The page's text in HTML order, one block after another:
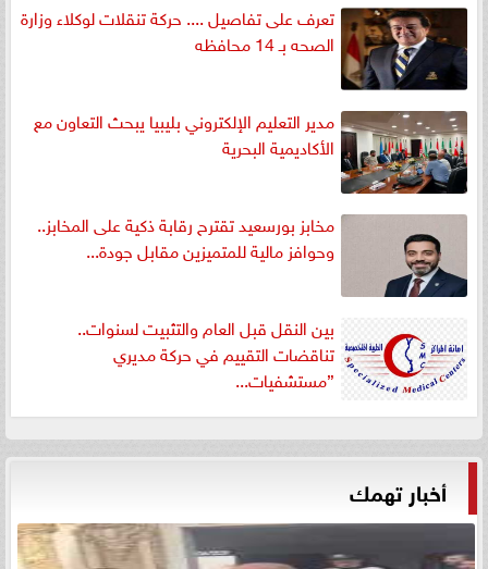
تعرف على تفاصيل .... حركة تنقلات لوكلاء وزارة
الصحه بـ 14 محافظه
مدير التعليم الإلكتروني بليبيا يبحث التعاون مع
الأكاديمية البحرية
مخابز بورسعيد تقترح رقابة ذكية على المخابز..
وحوافز مالية للمتميزين مقابل جودة...
بين النقل قبل العام والتثبيت لسنوات..
تناقضات التقييم في حركة مديري
”مستشفيات...
أخبار تهمك